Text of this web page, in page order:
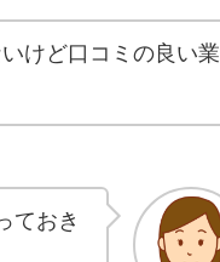
けど口コミの良い業
ておき